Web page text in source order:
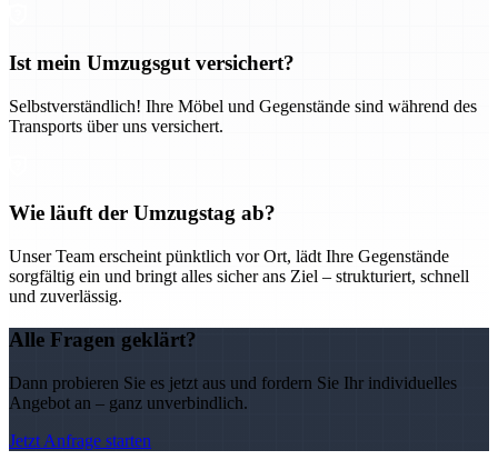
Ist mein Umzugsgut versichert?
Selbstverständlich! Ihre Möbel und Gegenstände sind während des
Transports über uns versichert.
Wie läuft der Umzugstag ab?
Unser Team erscheint pünktlich vor Ort, lädt Ihre Gegenstände
sorgfältig ein und bringt alles sicher ans Ziel – strukturiert, schnell
und zuverlässig.
Alle Fragen geklärt?
Dann probieren Sie es jetzt aus und fordern Sie Ihr individuelles
Angebot an – ganz unverbindlich.
Jetzt Anfrage starten